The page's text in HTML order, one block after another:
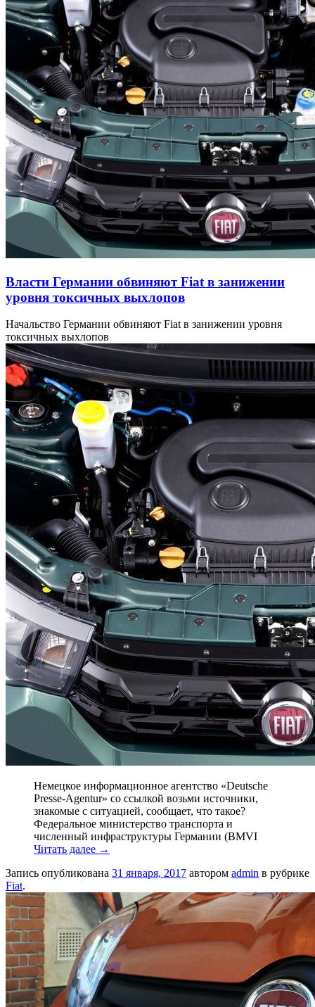
Власти Германии обвиняют Fiat в занижении
уровня токсичных выхлопов
Начальство Германии обвиняют Fiat в занижении уровня
токсичных выхлопов
Немецкое информационное агентство «Deutsche
Presse-Agentur» со ссылкой возьми источники,
знакомые с ситуацией, сообщает, что такое?
Федеральное министерство транспорта и
численный инфраструктуры Германии (BMVI
Читать далее →
Запись опубликована 31 января, 2017 автором admin в рубрике
Fiat.